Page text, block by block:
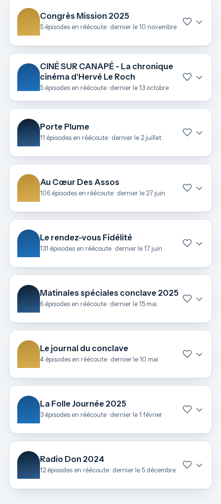
Congrès Mission 2025
5 épisodes en réécoute · dernier le 10 novembre
CINÉ SUR CANAPÉ - La chronique
cinéma d'Hervé Le Roch
5 épisodes en réécoute · dernier le 13 octobre
Porte Plume
11 épisodes en réécoute · dernier le 2 juillet
Au Cœur Des Assos
106 épisodes en réécoute · dernier le 27 juin
Le rendez-vous Fidélité
131 épisodes en réécoute · dernier le 17 juin
Matinales spéciales conclave 2025
6 épisodes en réécoute · dernier le 15 mai
Le journal du conclave
4 épisodes en réécoute · dernier le 10 mai
La Folle Journée 2025
3 épisodes en réécoute · dernier le 1 février
Radio Don 2024
12 épisodes en réécoute · dernier le 5 décembre